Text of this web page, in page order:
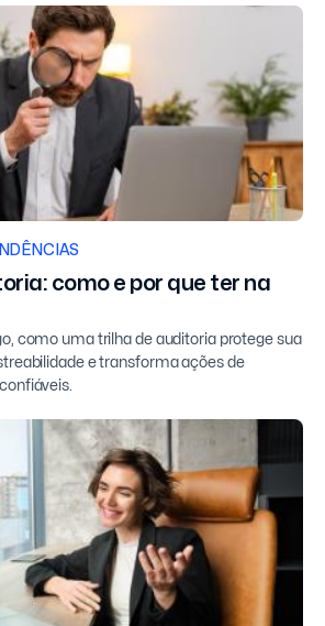
como e por que ter na
como uma trilha de auditoria protege sua
e transforma ações de